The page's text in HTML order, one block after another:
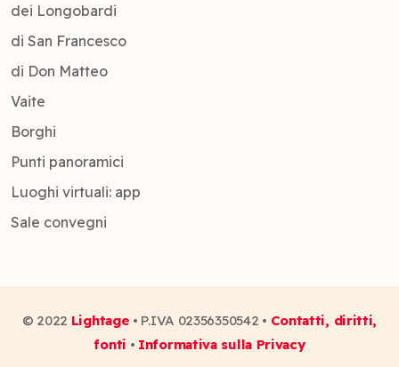
dei Longobardi
di San Francesco
di Don Matteo
Vaite
Borghi
Punti panoramici
Luoghi virtuali: app
Sale convegni
© 2022 Lightage • P.IVA 02356350542 • Contatti, diritti,
fonti • Informativa sulla Privacy